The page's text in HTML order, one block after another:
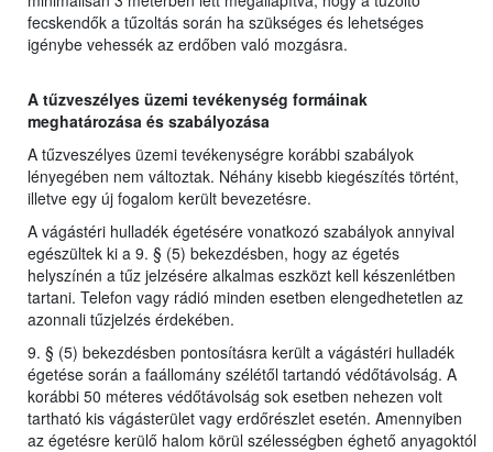
fecskendők a tűzoltás során ha szükséges és lehetséges
igénybe vehessék az erdőben való mozgásra.
A tűzveszélyes üzemi tevékenység formáinak
meghatározása és szabályozása
A tűzveszélyes üzemi tevékenységre korábbi szabályok
lényegében nem változtak. Néhány kisebb kiegészítés történt,
illetve egy új fogalom került bevezetésre.
A vágástéri hulladék égetésére vonatkozó szabályok annyival
egészültek ki a 9. § (5) bekezdésben, hogy az égetés
helyszínén a tűz jelzésére alkalmas eszközt kell készenlétben
tartani. Telefon vagy rádió minden esetben elengedhetetlen az
azonnali tűzjelzés érdekében.
9. § (5) bekezdésben pontosításra került a vágástéri hulladék
égetése során a faállomány szélétől tartandó védőtávolság. A
korábbi 50 méteres védőtávolság sok esetben nehezen volt
tartható kis vágásterület vagy erdőrészlet esetén. Amennyiben
az égetésre kerülő halom körül szélességben éghető anyagoktól